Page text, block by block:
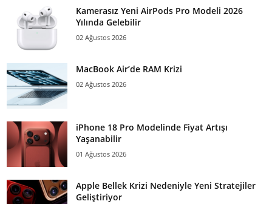
Kamerasız Yeni AirPods Pro Modeli 2026
Yılında Gelebilir
02 Ağustos 2026
MacBook Air’de RAM Krizi
02 Ağustos 2026
iPhone 18 Pro Modelinde Fiyat Artışı
Yaşanabilir
01 Ağustos 2026
Apple Bellek Krizi Nedeniyle Yeni Stratejiler
Geliştiriyor